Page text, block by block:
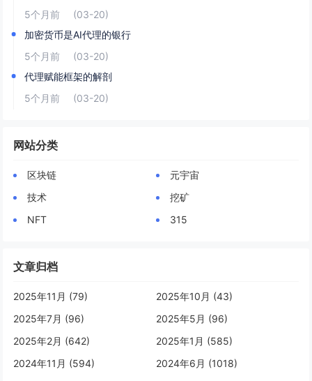
5个月前
(03-20)
加密货币是AI代理的银行
5个月前
(03-20)
代理赋能框架的解剖
5个月前
(03-20)
网站分类
区块链
元宇宙
技术
挖矿
NFT
315
文章归档
2025年11月 (79)
2025年10月 (43)
2025年7月 (96)
2025年5月 (96)
2025年2月 (642)
2025年1月 (585)
2024年11月 (594)
2024年6月 (1018)